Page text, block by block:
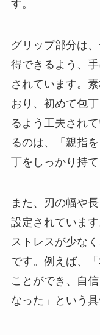
す。
グリップ部分は
得できるよう、
されています。
おり、初めて包
るよう工夫され
るのは、「親指
丁をしっかり持て
また、刃の幅や
設定されていま
ストレスが少な
です。例えば、
ことができ、自
なった」という